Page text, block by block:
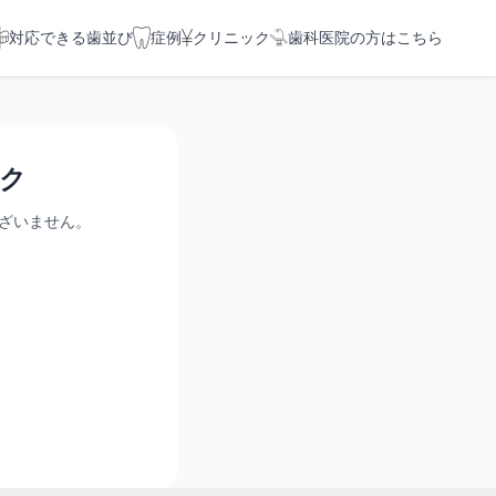
対応できる歯並び 症例 クリニック 歯科医院の方はこちら
ません。